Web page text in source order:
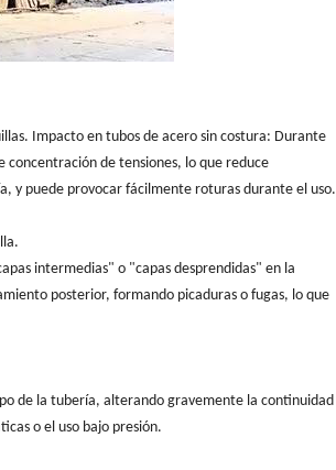
Impacto en tubos de acero sin costura: Durante
concentración de tensiones, lo que reduce
y puede provocar fácilmente roturas durante el uso.
intermedias" o "capas desprendidas" en la
posterior, formando picaduras o fugas, lo que
de la tubería, alterando gravemente la continuidad
o el uso bajo presión.